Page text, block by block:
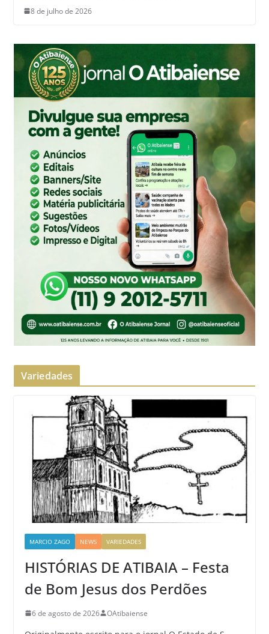
8 de julho de 2026
Variedades
MARCIO ZAGO NEWS VARIEDADES
HISTÓRIAS DE ATIBAIA – Festa
de Bom Jesus dos Perdões
6 de agosto de 2026 OAtibaiense